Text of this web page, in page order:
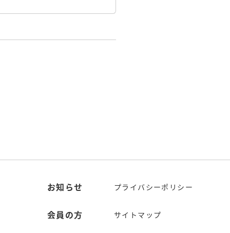
お知らせ
会員の方
プライバシーポリシー
サイトマップ